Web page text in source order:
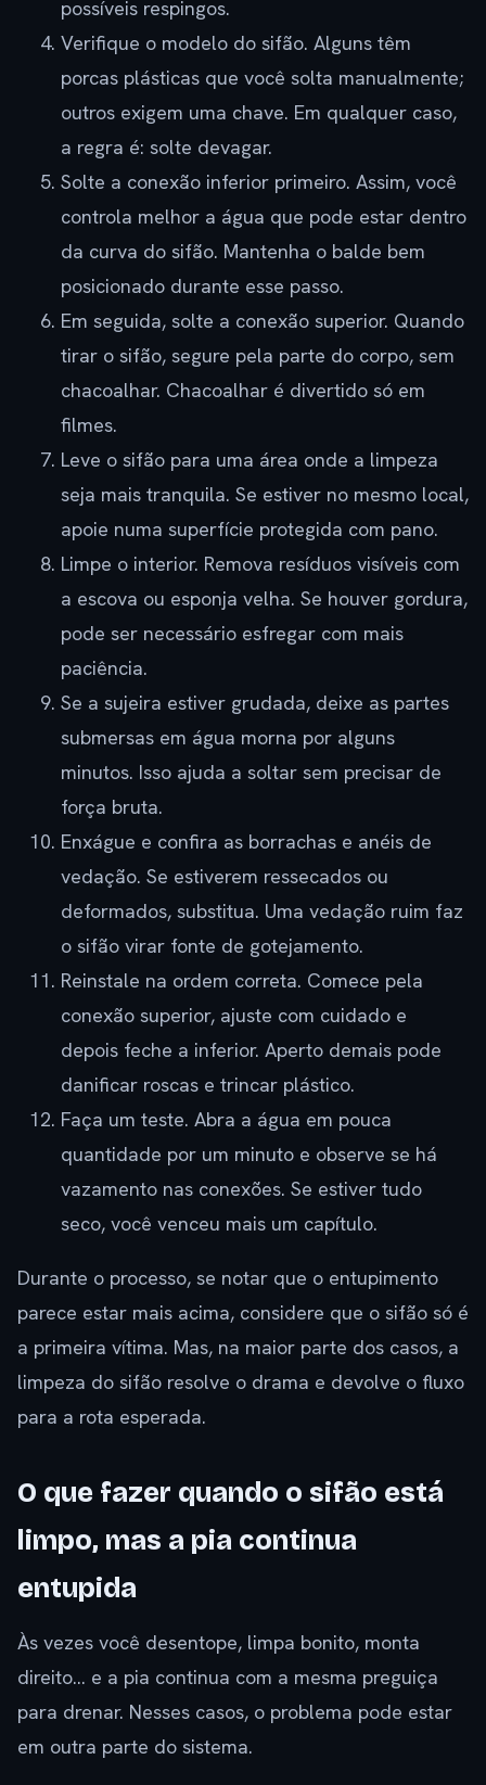
possíveis respingos.
Verifique o modelo do sifão. Alguns têm
porcas plásticas que você solta manualmente;
outros exigem uma chave. Em qualquer caso,
a regra é: solte devagar.
Solte a conexão inferior primeiro. Assim, você
controla melhor a água que pode estar dentro
da curva do sifão. Mantenha o balde bem
posicionado durante esse passo.
Em seguida, solte a conexão superior. Quando
tirar o sifão, segure pela parte do corpo, sem
chacoalhar. Chacoalhar é divertido só em
filmes.
Leve o sifão para uma área onde a limpeza
seja mais tranquila. Se estiver no mesmo local,
apoie numa superfície protegida com pano.
Limpe o interior. Remova resíduos visíveis com
a escova ou esponja velha. Se houver gordura,
pode ser necessário esfregar com mais
paciência.
Se a sujeira estiver grudada, deixe as partes
submersas em água morna por alguns
minutos. Isso ajuda a soltar sem precisar de
força bruta.
Enxágue e confira as borrachas e anéis de
vedação. Se estiverem ressecados ou
deformados, substitua. Uma vedação ruim faz
o sifão virar fonte de gotejamento.
Reinstale na ordem correta. Comece pela
conexão superior, ajuste com cuidado e
depois feche a inferior. Aperto demais pode
danificar roscas e trincar plástico.
Faça um teste. Abra a água em pouca
quantidade por um minuto e observe se há
vazamento nas conexões. Se estiver tudo
seco, você venceu mais um capítulo.
Durante o processo, se notar que o entupimento
parece estar mais acima, considere que o sifão só é
a primeira vítima. Mas, na maior parte dos casos, a
limpeza do sifão resolve o drama e devolve o fluxo
para a rota esperada.
O que fazer quando o sifão está
limpo, mas a pia continua
entupida
Às vezes você desentope, limpa bonito, monta
direito… e a pia continua com a mesma preguiça
para drenar. Nesses casos, o problema pode estar
em outra parte do sistema.